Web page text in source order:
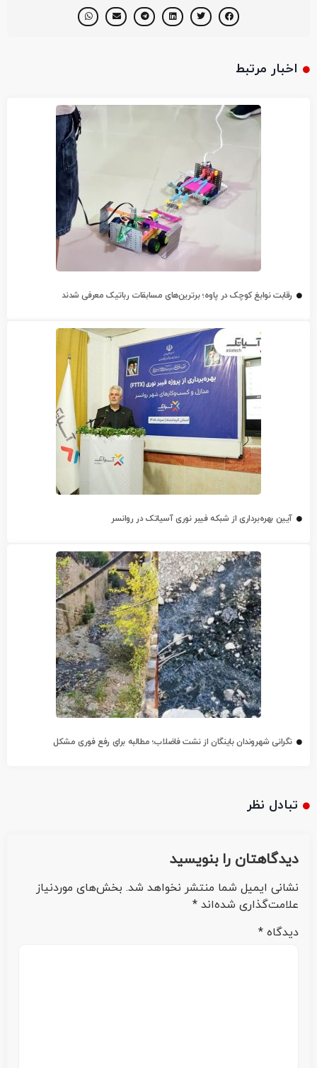
اخبار مرتبط
رقابت نوابغ کوچک در پاوه؛ برترین‌های مسابقات رباتیک معرفی شدند
آیین بهره‌برداری از شبکه فیبر نوری آسیاتک در روانسر
نگرانی شهروندان باینگان از نشت فاضلاب؛ مطالبه برای رفع فوری مشکل
تبادل نظر
دیدگاهتان را بنویسید
نشانی ایمیل شما منتشر نخواهد شد. بخش‌های موردنیاز
علامت‌گذاری شده‌اند *
دیدگاه *